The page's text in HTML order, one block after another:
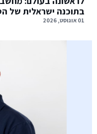
בתוכנה ישראלית של
01 אוגוסט, 2026